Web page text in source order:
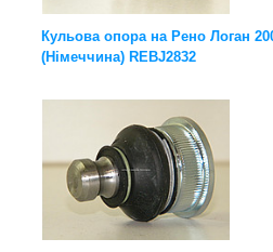
Кульова опора на Рено Логан
(Німеччина) REBJ2832